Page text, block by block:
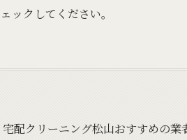
ックしてください。
宅配クリーニング松山おすすめの業